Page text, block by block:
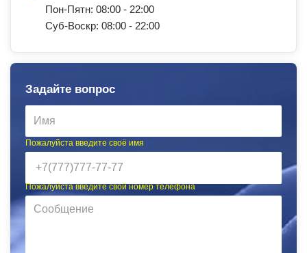
Пон-Пятн: 08:00 - 22:00
Суб-Воскр: 08:00 - 22:00
Задайте вопрос
Пожалуйста введите своё имя
Пожалуйста введите свой номер телефона